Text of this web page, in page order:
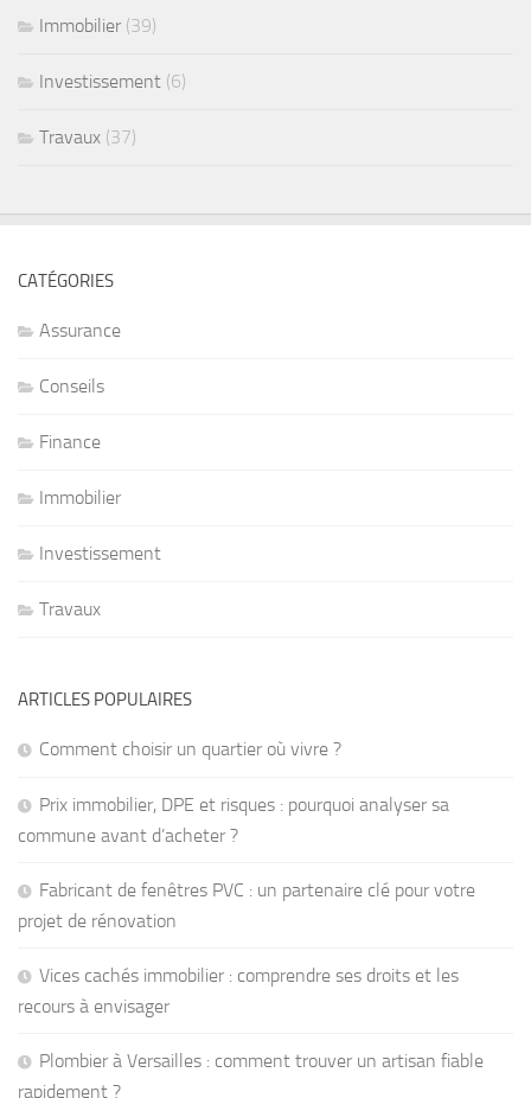
Immobilier (39)
Investissement (6)
Travaux (37)
CATÉGORIES
Assurance
Conseils
Finance
Immobilier
Investissement
Travaux
ARTICLES POPULAIRES
Comment choisir un quartier où vivre ?
Prix immobilier, DPE et risques : pourquoi analyser sa
commune avant d’acheter ?
Fabricant de fenêtres PVC : un partenaire clé pour votre
projet de rénovation
Vices cachés immobilier : comprendre ses droits et les
recours à envisager
Plombier à Versailles : comment trouver un artisan fiable
rapidement ?